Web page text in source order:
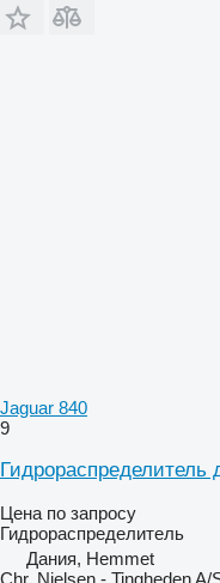
Jaguar 840
9
Гидрораспределитель
Цена по запросу
Гидрораспределитель
Дания, Hemmet
Chr. Nielsen - Tingheden A/